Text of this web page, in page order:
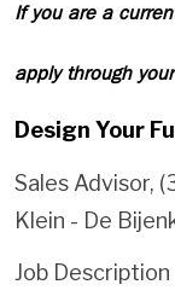
If you are a
apply through
Design Your
Sales Advisor,
Klein - De
Job Description